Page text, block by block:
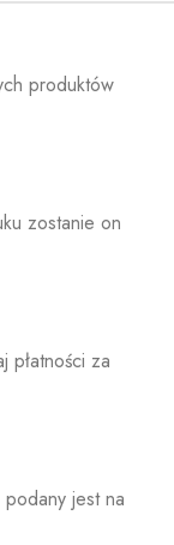
produktów
zostanie on
płatności za
jest na